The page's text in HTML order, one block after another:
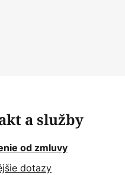
a služby
od zmluvy
dotazy